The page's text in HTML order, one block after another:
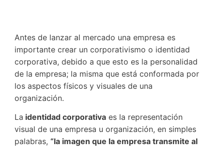
Antes de lanzar al mercado una empresa es
importante crear un corporativismo o identidad
corporativa, debido a que esto es la personalidad
de la empresa; la misma que está conformada por
los aspectos físicos y visuales de una
organización.
La identidad corporativa es la representación
visual de una empresa u organización, en simples
palabras, “la imagen que la empresa transmite al